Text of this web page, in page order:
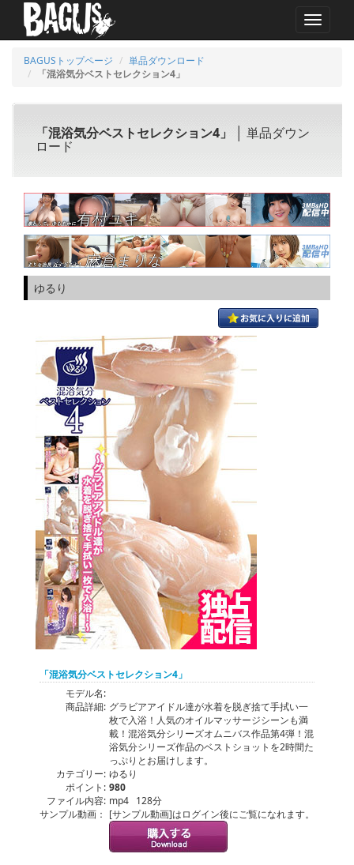
MENU
BAGUSトップページ
単品ダウンロード
「混浴気分ベストセレクション4」
「混浴気分ベストセレクション4」 │ 単品ダウン
ロード
ゆるり
「混浴気分ベストセレクション4」
モデル名:
商品詳細: グラビアアイドル達が水着を脱ぎ捨て手拭い一
枚で入浴！人気のオイルマッサージシーンも満
載！混浴気分シリーズオムニバス作品第4弾！混
浴気分シリーズ作品のベストショットを2時間た
っぷりとお届けします。
カテゴリー: ゆるり
ポイント: 980
ファイル内容: mp4 128分
サンプル動画： [サンプル動画]はログイン後にご覧になれます。